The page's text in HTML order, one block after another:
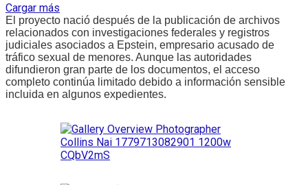
Cargar más
El proyecto nació después de la publicación de archivos
relacionados con investigaciones federales y registros
judiciales asociados a Epstein, empresario acusado de
tráfico sexual de menores. Aunque las autoridades
difundieron gran parte de los documentos, el acceso
completo continúa limitado debido a información sensible
incluida en algunos expedientes.